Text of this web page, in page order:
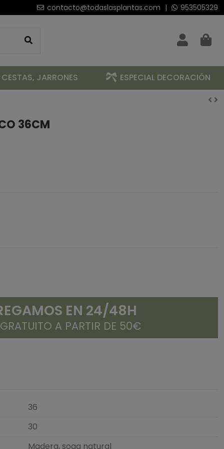
contacto@todaslasplantas.com | 953505329
JARRONES ESPECIAL DECORACIÓN
36CM
EN 24/48H
A PARTIR DE 50€
36
30
Madera, soga natural